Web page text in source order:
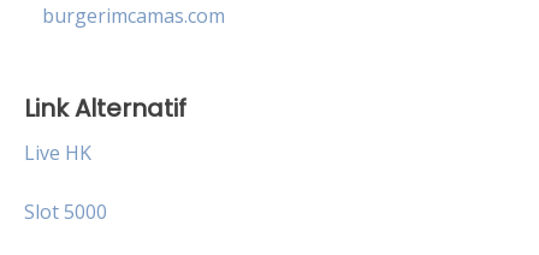
burgerimcamas.com
Link Alternatif
Live HK
Slot 5000